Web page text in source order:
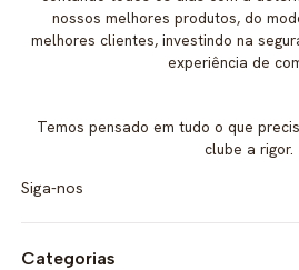
nossos melhores produtos, do
melhores clientes, investindo na
experiência de
Temos pensado em tudo o que
clube a rigor.
Siga-nos
Categorias